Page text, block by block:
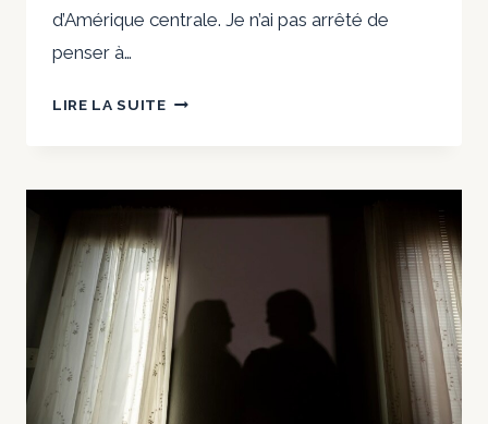
d’Amérique centrale. Je n’ai pas arrêté de
penser à…
LIRE LA SUITEMA
SAVOIR
SI
LES
BLEUETS
PROVIENNENT
DE
FERMES
OÙ
DES